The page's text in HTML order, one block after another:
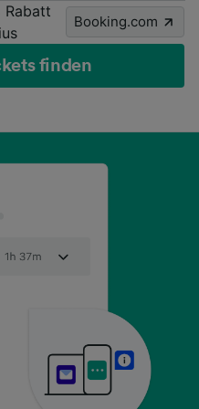
Rabatt
Booking.com
finden